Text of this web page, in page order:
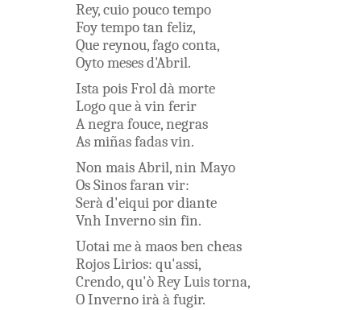
Rey,cuiopoucotempo
Foytempotan feliz,
Quereynou,fagoconta,
Oytomesesd'Abril.
IstapoisFroldàmorte
Logoqueàvin ferir
Anegrafouce,negras
Asmiñasfadasvin.
Non maisAbril,nin Mayo
OsSinosfaran vir:
Seràd'eiquipordiante
Vnh Invernosin fin.
Uotai meàmaosben cheas
RojosLirios: qu'assi,
Crendo,qu'òReyLuistorna,
OInvernoirààfugir.